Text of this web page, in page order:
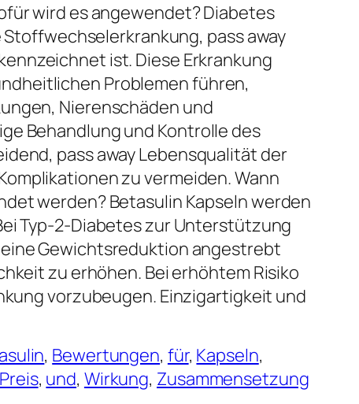
wird es angewendet? Diabetes
pass away
ist. Diese Erkrankung
Problemen führen,
Nierenschäden und
Behandlung und Kontrolle des
pass away Lebensqualität der
zu vermeiden. Wann
werden? Betasulin Kapseln werden
Typ-2-Diabetes zur Unterstützung
Gewichtsreduktion angestrebt
zu erhöhen. Bei erhöhtem Risiko
vorzubeugen. Einzigartigkeit und
, Bewertungen, für, Kapseln
Preis, und, Wirkung, Zusammensetzung